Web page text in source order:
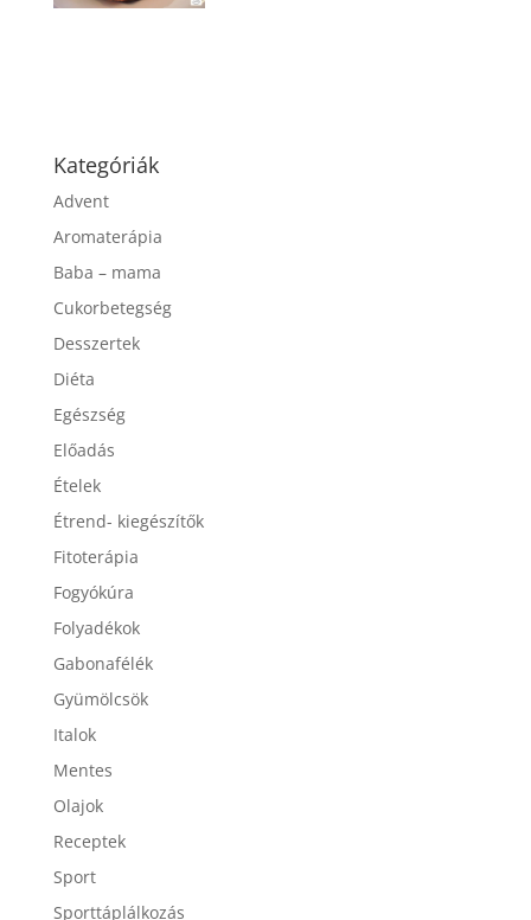
Kategóriák
Advent
Aromaterápia
Baba – mama
Cukorbetegség
Desszertek
Diéta
Egészség
Előadás
Ételek
Étrend- kiegészítők
Fitoterápia
Fogyókúra
Folyadékok
Gabonafélék
Gyümölcsök
Italok
Mentes
Olajok
Receptek
Sport
Sporttáplálkozás